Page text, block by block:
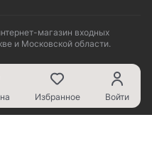
магазин входных
и Московской области.
Избранное Войти